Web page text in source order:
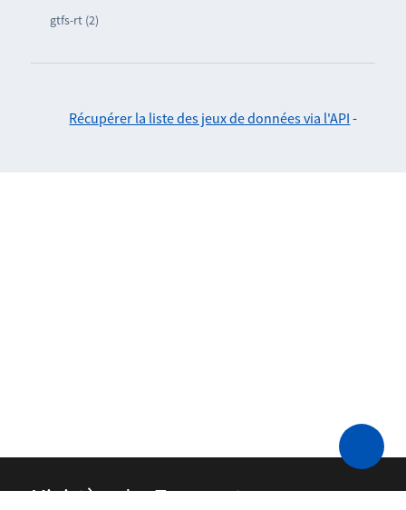
gtfs-rt (2)
Récupérer la liste des jeux de données via l'API -
Ministère des Transports